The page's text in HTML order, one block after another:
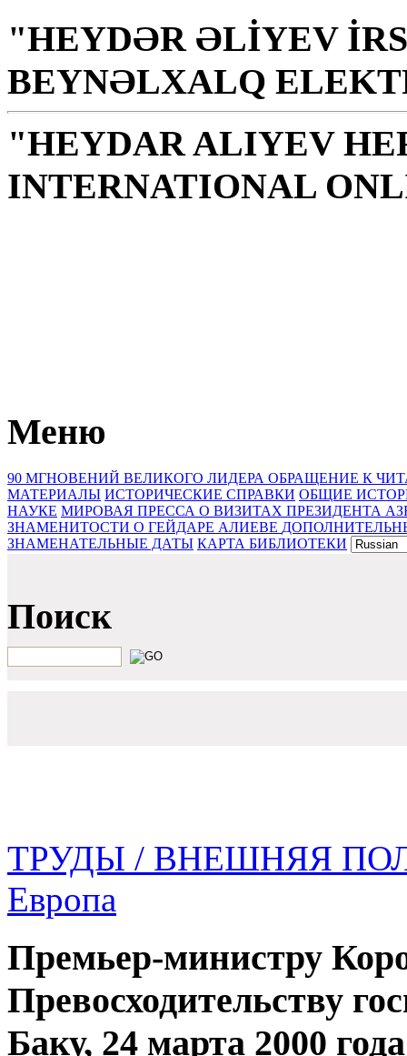
"HEYDƏR ƏLİYEV
BEYNƏLXALQ
"HEYDAR ALIYEV
INTERNATIONAL
Меню
90 МГНОВЕНИЙ ВЕЛИКОГО ЛИДЕРА ОБРАЩЕНИЕ К
МАТЕРИАЛЫ ИСТОРИЧЕСКИЕ СПРАВКИ ОБЩИЕ
НАУКЕ МИРОВАЯ ПРЕССА О ВИЗИТАХ ПРЕЗИДЕНТА
ЗНАМЕНИТОСТИ О ГЕЙДАРЕ АЛИЕВЕ
ЗНАМЕНАТЕЛЬНЫЕ ДАТЫ КАРТА БИБЛИОТЕКИ
Поиск
ТРУДЫ / ВНЕШНЯЯ
Европа
Премьер-министру
Превосходительству
Баку, 24 марта 2000 года